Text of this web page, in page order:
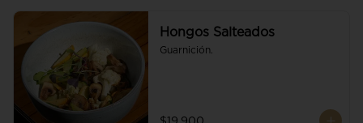
Hongos Salteados
Guarnición.